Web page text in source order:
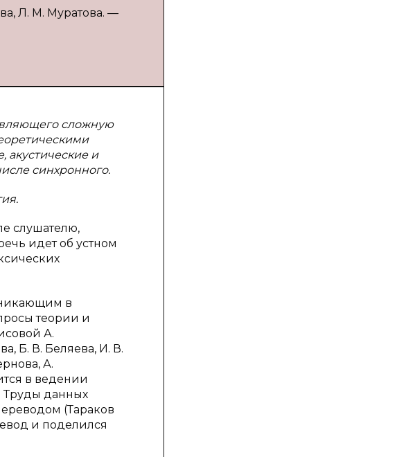
Л. М. Муратова. —
сложную
акустические и
синхронного.
слушателю,
идет об устном
в
теории и
А.
Б. В. Беляева, И. В.
А.
в ведении
Труды данных
(Тараков
и поделился